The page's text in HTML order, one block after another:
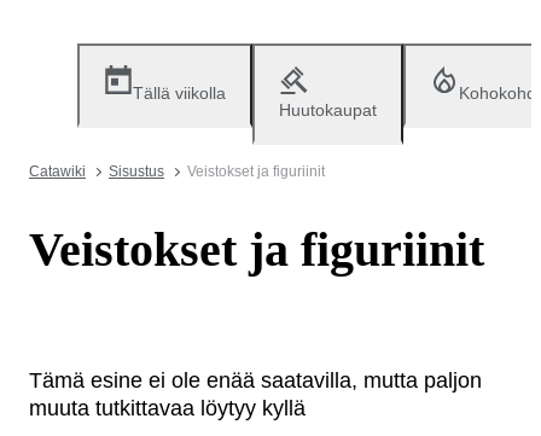
Tällä viikolla
Huutokaupat
Catawiki Sisustus Veistokset ja figuriinit
Veistokset ja figuriinit
Tämä esine ei ole enää saatavilla, mutta paljon
muuta tutkittavaa löytyy kyllä